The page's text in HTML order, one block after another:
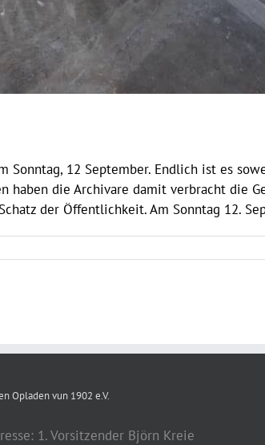
Sonntag, 12 September. Endlich ist es
haben die Archivare damit verbracht die
der Öffentlichkeit. Am Sonntag 12.
Opladen vun 1902 e.V.
1. Vorsitzender Björn Kreie